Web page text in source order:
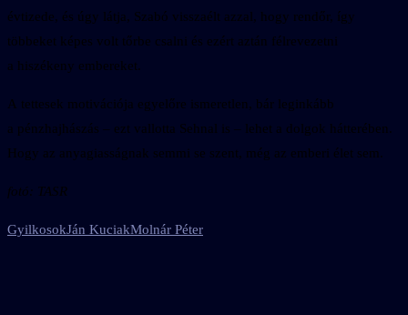
évtizede, és úgy látja, Szabó visszaélt azzal, hogy rendőr, így
többeket képes volt tőrbe csalni és ezért aztán félrevezetni
a hiszékeny embereket.
A tettesek motivációja egyelőre ismeretlen, bár leginkább
a pénzhajhászás – ezt vallotta Sehnal is – lehet a dolgok hátterében.
Hogy az anyagiasságnak semmi se szent, még az emberi élet sem.
fotó: TASR
GyilkosokJán KuciakMolnár Péter